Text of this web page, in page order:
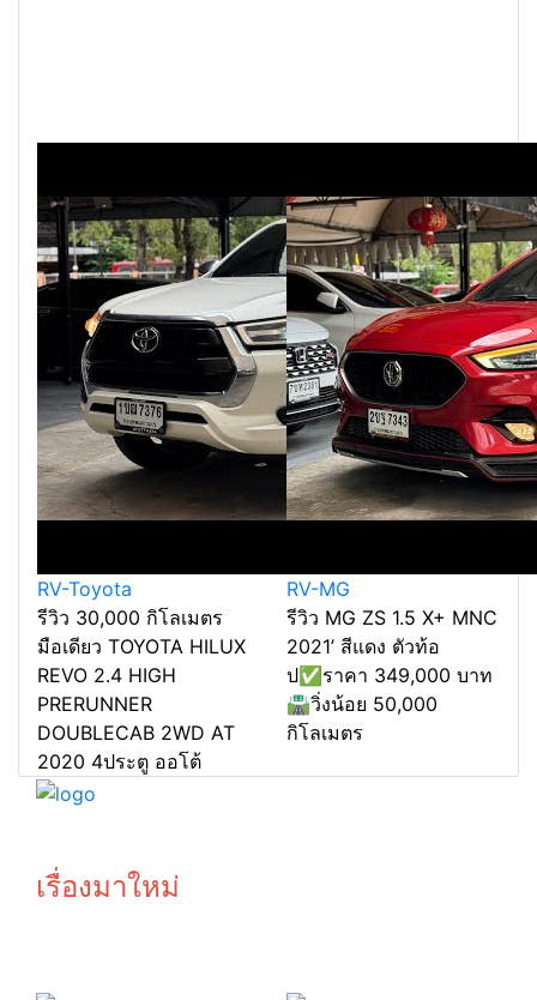
RV-Toyota
รีวิว 30,000 กิโลเมตร
มือเดียว TOYOTA HILUX
REVO 2.4 HIGH
PRERUNNER
DOUBLECAB 2WD AT
2020 4ประตู ออโต้
RV-MG
รีวิว MG ZS 1.5 X+ MNC
2021’ สีแดง ตัวท้อ
ป✅ราคา 349,000 บาท
🛣️วิ่งน้อย 50,000
กิโลเมตร
เรื่องมาใหม่